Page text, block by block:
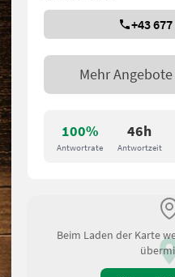
100%
Antwortrate
46h
Antwortzeit
+43
Mehr
Beim Laden der Karte